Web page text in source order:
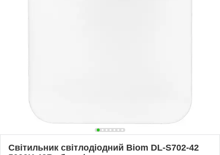
Світильник світлодіодний Biom DL-S702-42